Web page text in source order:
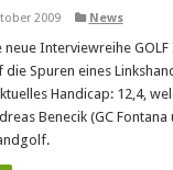
2009 News
neue Interviewreihe
die Spuren eines
Handicap: 12,4,
Benecik (GC